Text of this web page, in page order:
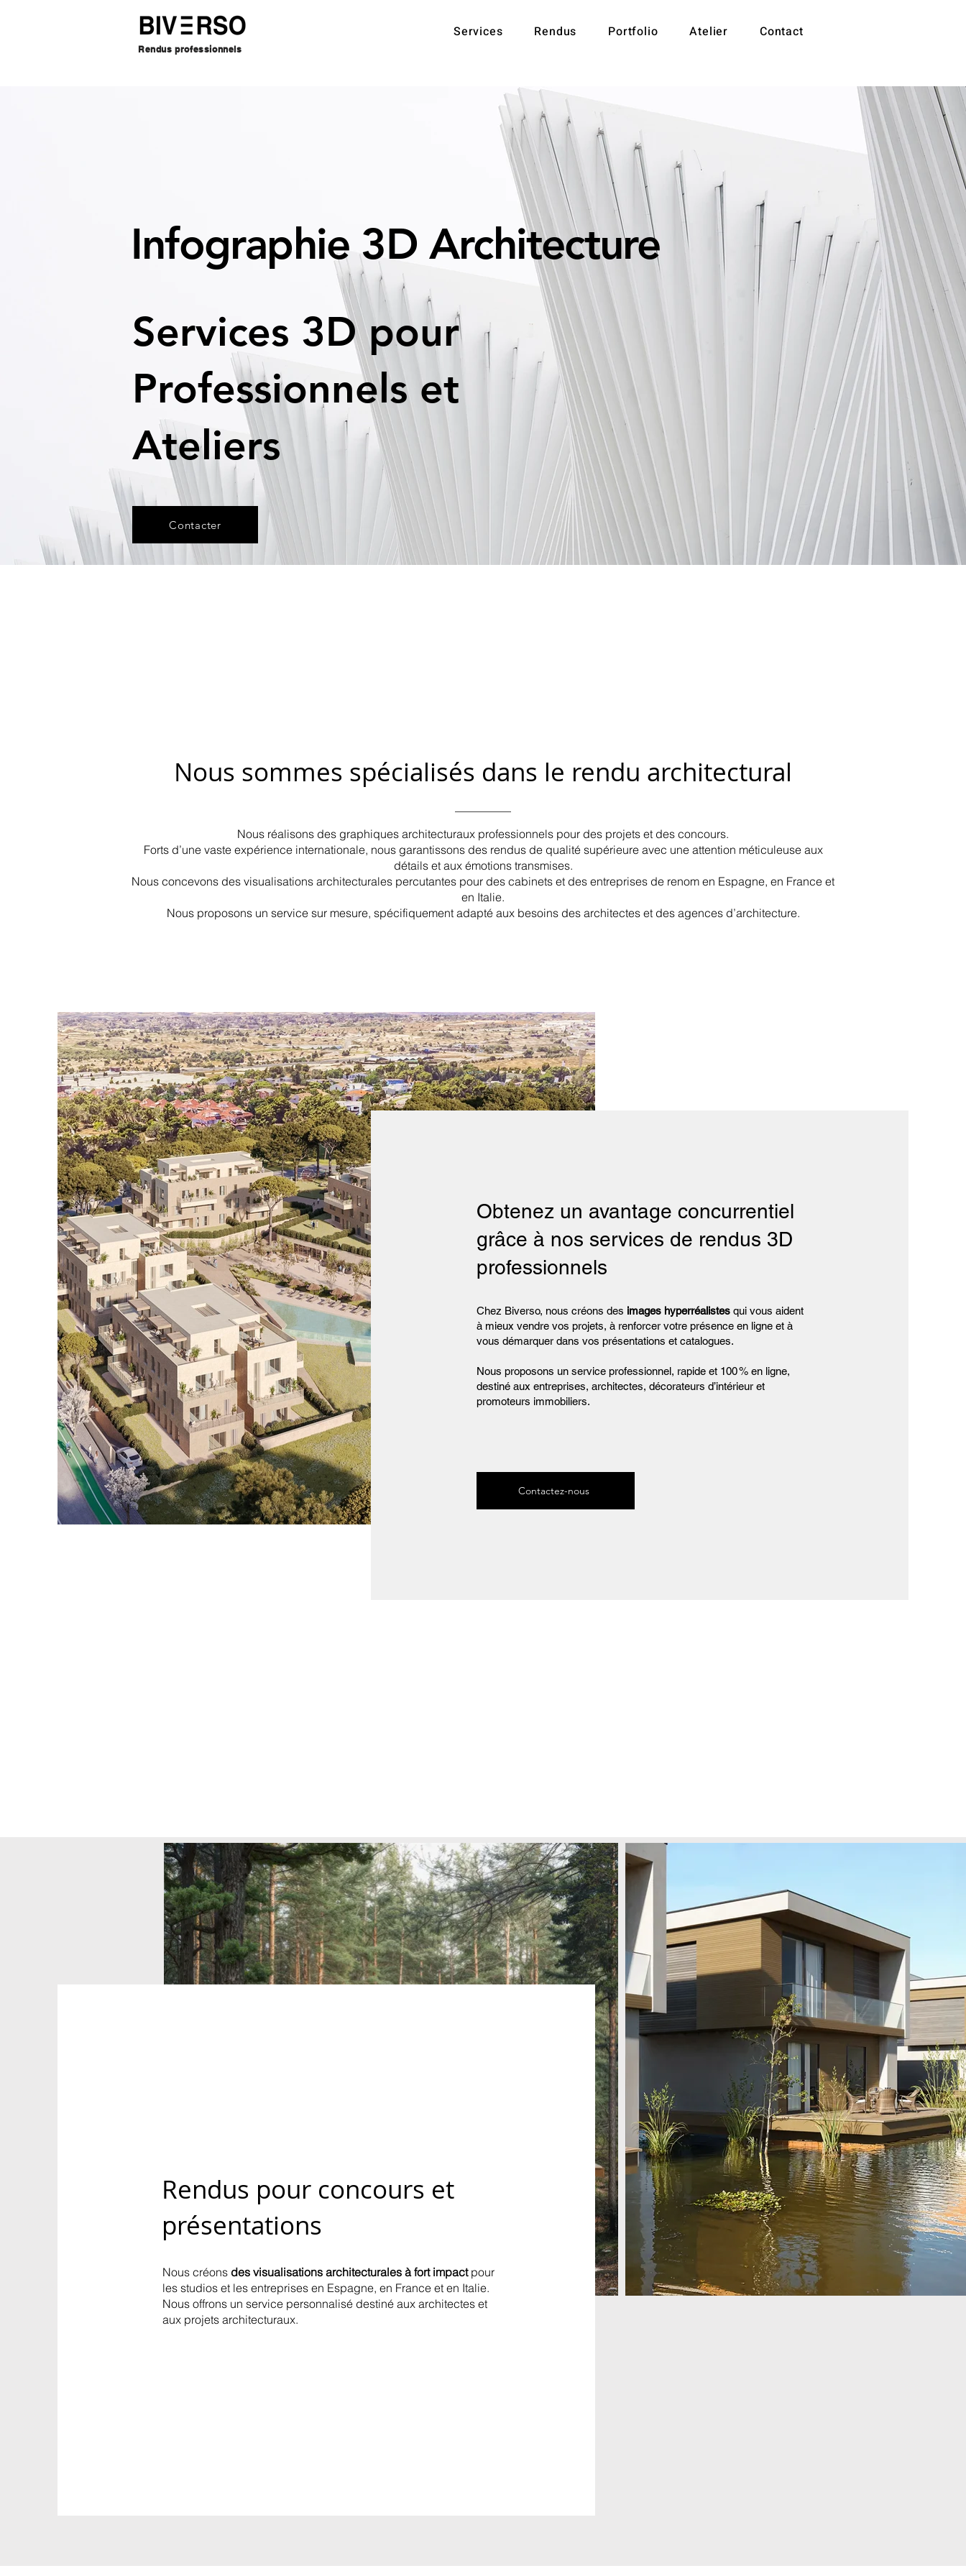
Rendus professionnels
Services Rendus Portfolio Atelier Contact
Infographie 3D Architecture
Services 3D pour
Professionnels et
Ateliers
Contacter
Nous sommes spécialisés dans le rendu architectural
Nous réalisons des graphiques architecturaux professionnels pour des projets et des concours.
Forts d’une vaste expérience internationale, nous garantissons des rendus de qualité supérieure avec une attention méticuleuse aux
détails et aux émotions transmises.
Nous concevons des visualisations architecturales percutantes pour des cabinets et des entreprises de renom en Espagne, en France et
en Italie.
Nous proposons un service sur mesure, spécifiquement adapté aux besoins des architectes et des agences d’architecture.
Obtenez un avantage concurrentiel
grâce à nos services de rendus 3D
professionnels
Chez Biverso, nous créons des images hyperréalistesqui vous aident
à mieux vendre vos projets, à renforcer votre présence en ligne et à
vous démarquer dans vos présentations et catalogues.
Nous proposons un service professionnel, rapide et 100 % en ligne,
destiné aux entreprises, architectes, décorateurs d’intérieur et
promoteurs immobiliers.
Contactez-nous
Rendus pour concours et
présentations
Nous créons des visualisations architecturales à fort impactpour
les studios et les entreprises en Espagne, en France et en Italie.
Nous offrons un service personnalisé destiné aux architectes et
aux projets architecturaux.